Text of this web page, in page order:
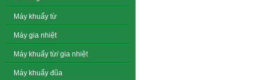
Máy khuấy từ
Máy gia nhiệt
Máy khuấy từ/ gia nhiệt
Máy khuấy đũa